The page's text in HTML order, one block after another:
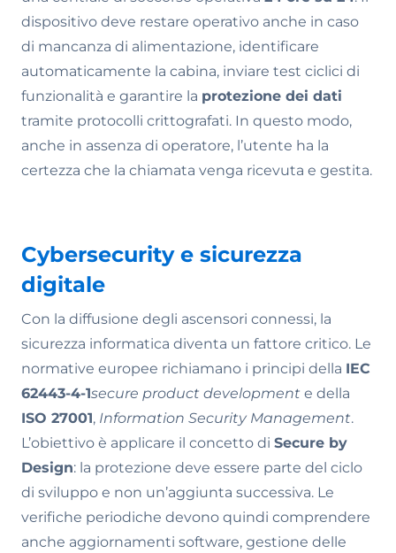
dispositivo deve restare operativo anche in caso
di mancanza di alimentazione, identificare
automaticamente la cabina, inviare test ciclici di
funzionalità e garantire la protezione dei dati
tramite protocolli crittografati. In questo modo,
anche in assenza di operatore, l’utente ha la
certezza che la chiamata venga ricevuta e gestita.
Cybersecurity e sicurezza
digitale
Con la diffusione degli ascensori connessi, la
sicurezza informatica diventa un fattore critico. Le
normative europee richiamano i principi della IEC
62443-4-1secure product development e della
ISO 27001, Information Security Management.
L’obiettivo è applicare il concetto di Secure by
Design: la protezione deve essere parte del ciclo
di sviluppo e non un’aggiunta successiva. Le
verifiche periodiche devono quindi comprendere
anche aggiornamenti software, gestione delle